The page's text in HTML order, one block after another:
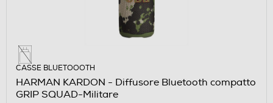
CASSE BLUETOOOTH
HARMAN KARDON - Diffusore Bluetooth compatto
GRIP SQUAD-Militare